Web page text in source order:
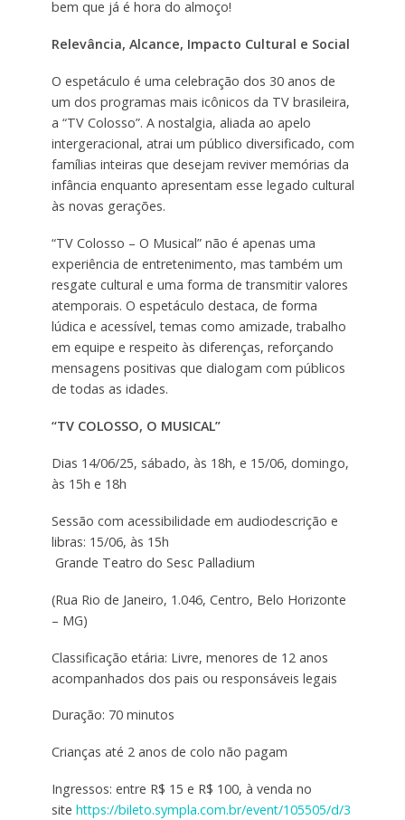
bem que já é hora do almoço!
Relevância, Alcance, Impacto Cultural e Social
O espetáculo é uma celebração dos 30 anos de
um dos programas mais icônicos da TV brasileira,
a “TV Colosso”. A nostalgia, aliada ao apelo
intergeracional, atrai um público diversificado, com
famílias inteiras que desejam reviver memórias da
infância enquanto apresentam esse legado cultural
às novas gerações.
“TV Colosso – O Musical” não é apenas uma
experiência de entretenimento, mas também um
resgate cultural e uma forma de transmitir valores
atemporais. O espetáculo destaca, de forma
lúdica e acessível, temas como amizade, trabalho
em equipe e respeito às diferenças, reforçando
mensagens positivas que dialogam com públicos
de todas as idades.
“TV COLOSSO, O MUSICAL”
Dias 14/06/25, sábado, às 18h, e 15/06, domingo,
às 15h e 18h
Sessão com acessibilidade em audiodescrição e
libras: 15/06, às 15h
Grande Teatro do Sesc Palladium
(Rua Rio de Janeiro, 1.046, Centro, Belo Horizonte
– MG)
Classificação etária: Livre, menores de 12 anos
acompanhados dos pais ou responsáveis legais
Duração: 70 minutos
Crianças até 2 anos de colo não pagam
Ingressos: entre R$ 15 e R$ 100, à venda no
site https://bileto.sympla.com.br/event/105505/d/3